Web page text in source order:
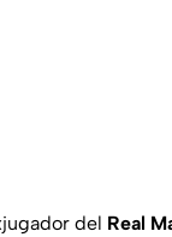
del Real